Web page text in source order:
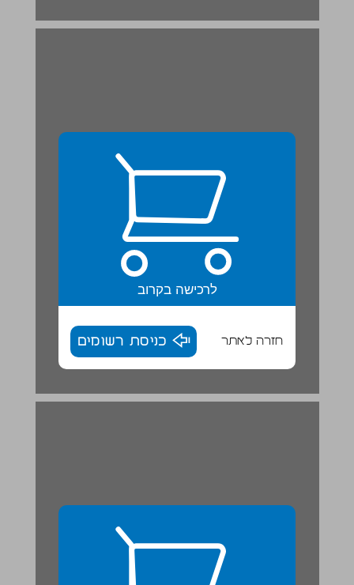
לרכישה בקרוב
חזרה לאתר כניסת רשומים
6. מַהוּ פּוֹעַל? | לָשׁוֹן ... 27